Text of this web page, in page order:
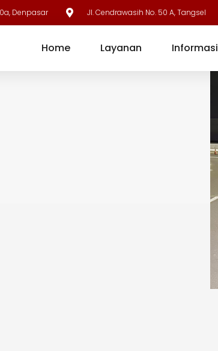
Denpasar Jl. Cendrawasih No. 50 A, Tangsel
Home Layanan Informasi